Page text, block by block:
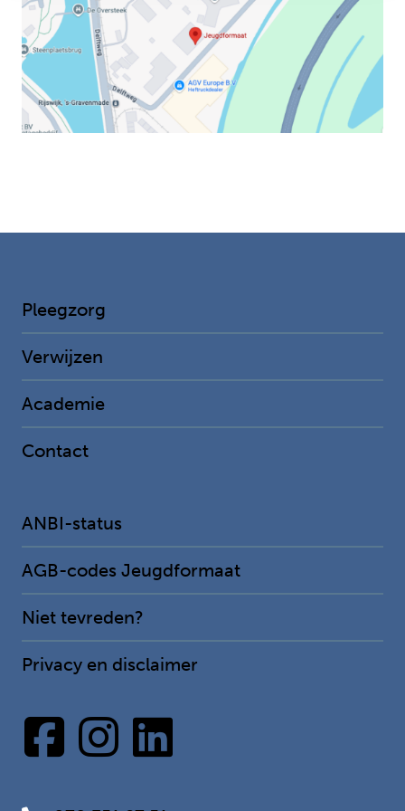
Pleegzorg
Verwijzen
Academie
Contact
ANBI-status
AGB-codes Jeugdformaat
Niet tevreden?
Privacy en disclaimer